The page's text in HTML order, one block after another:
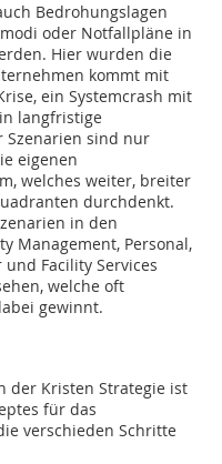
Bedrohungslagen
oder Notfallpläne in
Hier wurden die
kommt mit
ein Systemcrash mit
langfristige
Szenarien sind nur
eigenen
welches weiter, breiter
durchdenkt.
in den
Management, Personal,
Facility Services
welche oft
gewinnt.
der Kristen Strategie ist
für das
verschieden Schritte